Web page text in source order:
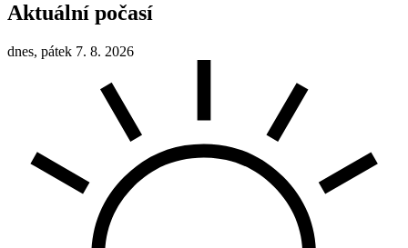
Aktuální počasí
dnes, pátek 7. 8. 2026